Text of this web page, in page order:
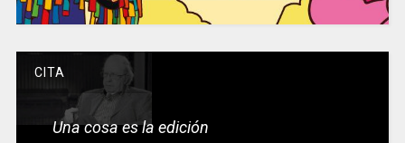
CITA
Una cosa es la edición